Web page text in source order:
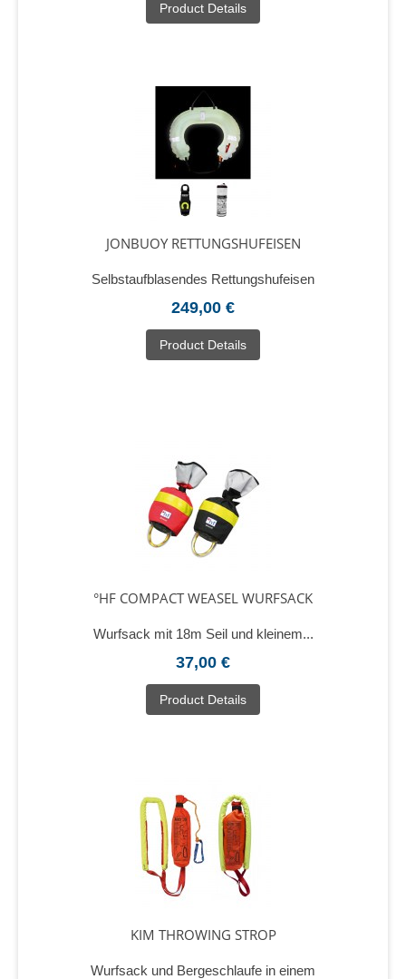
Product Details
JONBUOY RETTUNGSHUFEISEN
Selbstaufblasendes Rettungshufeisen
249,00 €
Product Details
°HF COMPACT WEASEL WURFSACK
Wurfsack mit 18m Seil und kleinem...
37,00 €
Product Details
KIM THROWING STROP
Wurfsack und Bergeschlaufe in einem